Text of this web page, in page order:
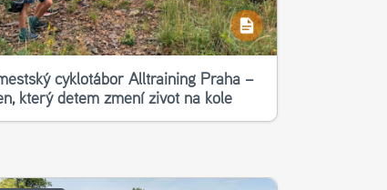
cyklotábor Alltraining Praha –
který dětem změní život na kole